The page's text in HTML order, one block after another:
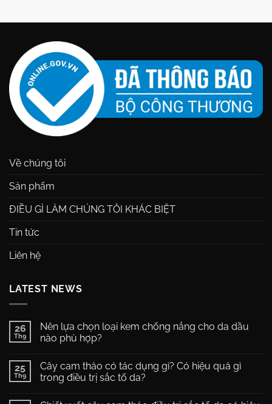
Về chúng tôi
Sản phẩm
ĐIỀU GÌ LÀM CHÚNG TÔI KHÁC BIỆT
Tin tức
Liên hệ
LATEST NEWS
26
Th9
Nên lựa chọn loại kem chống nắng cho da dầu
nào phù hợp?
bình
luận
ở
25
Th9
Cây cam thảo có tác dụng gì? Có hiệu quả gì
trong điều trị sắc tố da?